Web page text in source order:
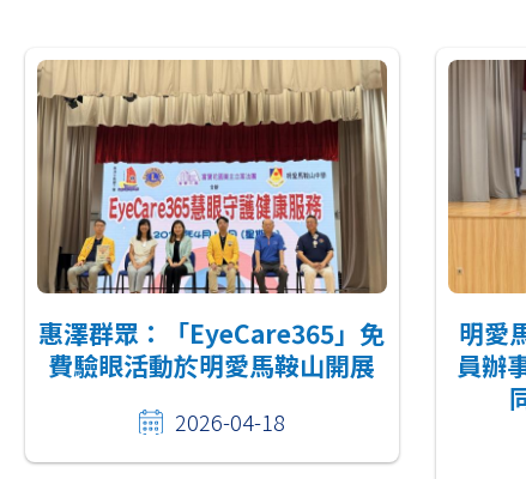
惠澤群眾：「EyeCare365」免
費驗眼活動於明愛馬鞍山開展
2026-04-18
明愛
員辦